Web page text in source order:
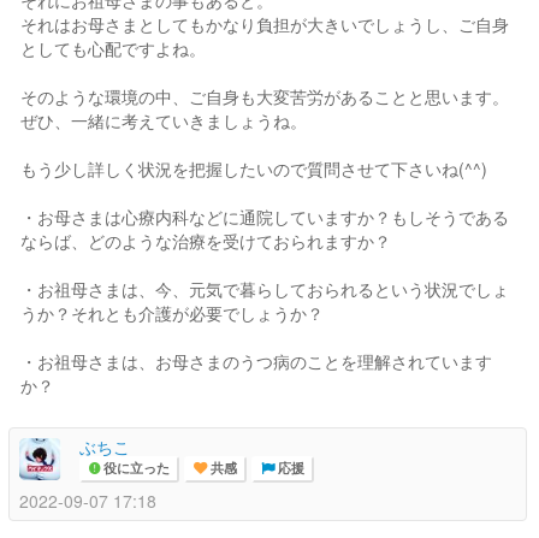
それはお母さまとしてもかなり負担が大きいでしょうし、ご自身
としても心配ですよね。
そのような環境の中、ご自身も大変苦労があることと思います。
ぜひ、一緒に考えていきましょうね。
もう少し詳しく状況を把握したいので質問させて下さいね(^^)
・お母さまは心療内科などに通院していますか？もしそうである
ならば、どのような治療を受けておられますか？
・お祖母さまは、今、元気で暮らしておられるという状況でしょ
うか？それとも介護が必要でしょうか？
・お祖母さまは、お母さまのうつ病のことを理解されています
か？
ぶちこ
役に立った 共感 応援
2022-09-07 17:18